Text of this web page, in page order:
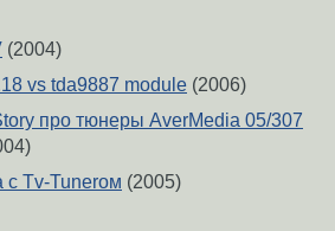
(2004)
vs tda9887 module (2006)
про тюнеры AverMedia 05/307
с Tv-Tunerом (2005)